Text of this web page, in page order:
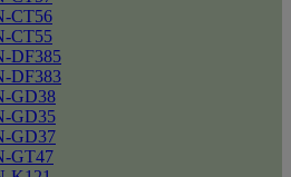
CT56
CT55
DF385
DF383
GD38
GD35
GD37
GT47